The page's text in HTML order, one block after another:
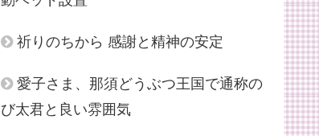
祈りのちから 感謝と精神の安定
愛子さま、那須どうぶつ王国で通称の
び太君と良い雰囲気